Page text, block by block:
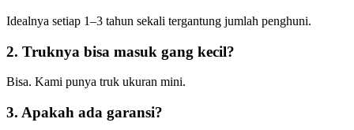
Idealnya setiap 1–3 tahun sekali tergantung jumlah penghuni.
2. Truknya bisa masuk gang kecil?
Bisa. Kami punya truk ukuran mini.
3. Apakah ada garansi?